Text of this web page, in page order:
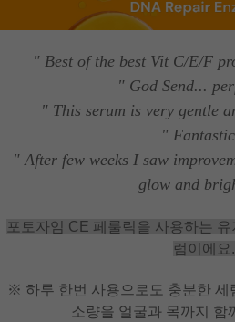
" Best of the best Vit C/E/F
" God Send...
" This serum is very gentle
"
" After few weeks I saw
glow and
포토자임 CE 페룰릭을 사용하는
럼이에요.
※ 하루 한번 사용으로도 충분한 세
소량을 얼굴과 목까지 함